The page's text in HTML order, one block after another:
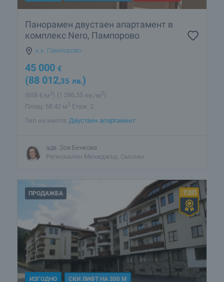
Панорамен двустаен апартамент в
комплекс Nero, Пампорово
к.к. Пампорово
45 000 €
(88 012,35 лв.)
(658 €/м 2) (1 286,35 лв./м 2)
Площ: 68.42 м 2 Етаж: 2
Тип на имота: Двустаен апартамент
адв. Зоя Бенкова
Регионален Мениджър, Смолян
ПРОДАЖБА
ИЗГОДНО СКИ ЛИФТ НА 300 М